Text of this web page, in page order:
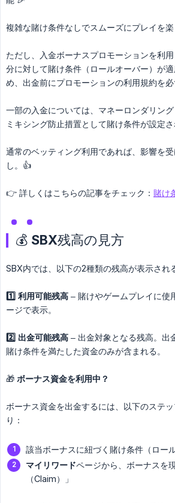
複雑な賭け条件なしでスムーズにプレイを楽
ただし、入金ボーナスプロモーションを利
分に対して賭け条件（ロールオーバー）が
め、出金前にプロモーションの利用規約を必
一部の入金については、マネーロンダリン
ミキシング防止措置として賭け条件が設定さ
通常のベッティング利用であれば、影響を
し。👍
👉 詳しくはこちらの記事をチェック： 賭け
💰 SBX残高の見方
SBX内では、以下の2種類の残高が表示され
1️⃣ 利用可能残高 – 賭けやゲームプレイに使
ージで表示。
2️⃣ 出金可能残高 – 出金対象となる残高。出
賭け条件を満たした資金のみが含まれる。
🎁 ボーナス資金を利用中？
ボーナス資金を出金するには、以下のステ
り：
該当ボーナスに紐づく賭け条件（ロー
マイリワードページから、ボーナスを
（Claim）」